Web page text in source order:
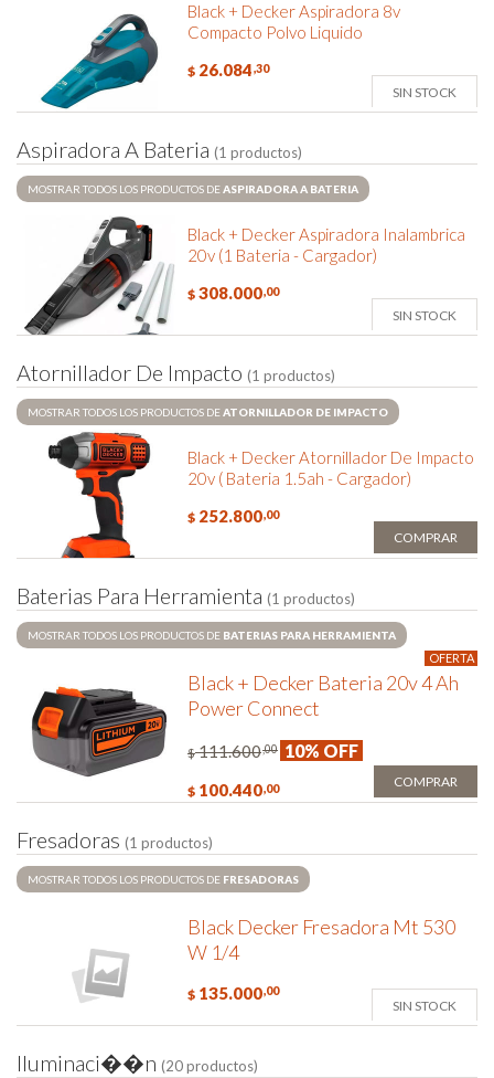
Black + Decker Aspiradora 8v
Compacto Polvo Liquido
$ 26.084,30
SIN STOCK
Aspiradora A Bateria (1 productos)
MOSTRAR TODOS LOS PRODUCTOS DEASPIRADORA A BATERIA
Black + Decker Aspiradora Inalambrica
20v (1 Bateria - Cargador)
$ 308.000,00
SIN STOCK
Atornillador De Impacto (1 productos)
MOSTRAR TODOS LOS PRODUCTOS DEATORNILLADOR DE IMPACTO
Black + Decker Atornillador De Impacto
20v ( Bateria 1.5ah - Cargador)
$ 252.800,00
COMPRAR
Baterias Para Herramienta (1 productos)
MOSTRAR TODOS LOS PRODUCTOS DE BATERIAS PARA HERRAMIENTA
OFERTA
Black + Decker Bateria 20v 4 Ah
Power Connect
$ 111.600,00 10% OFF
$ 100.440,00 COMPRAR
Fresadoras (1 productos)
MOSTRAR TODOS LOS PRODUCTOS DE FRESADORAS
Black Decker Fresadora Mt 530
W 1/4
$ 135.000,00
SIN STOCK
Iluminaci��n (20 productos)